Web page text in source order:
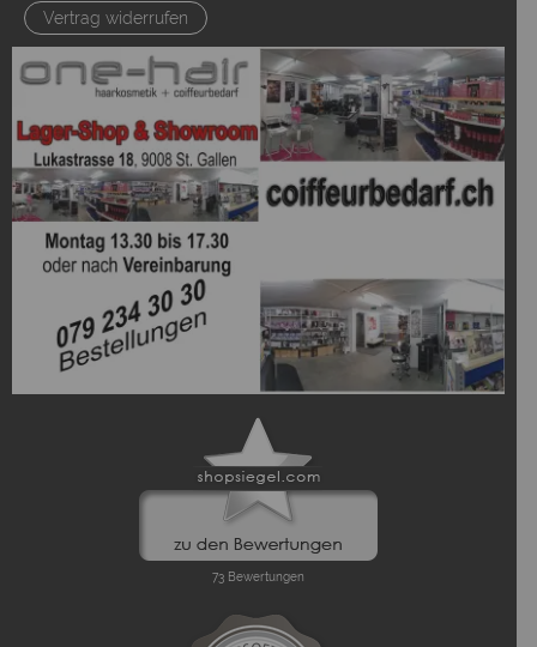
Vertrag widerrufen